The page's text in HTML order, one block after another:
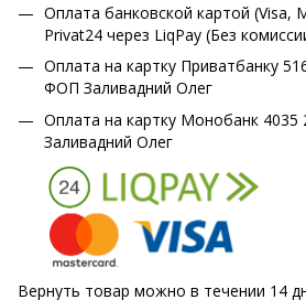
Оплата банковской картой (Visa,
Privat24 через LiqPay (Без
Оплата на картку Приватбанку
ФОП Заливадний Олег
Оплата на картку Монобанк
Заливадний Олег
Вернуть товар можно в течении 14